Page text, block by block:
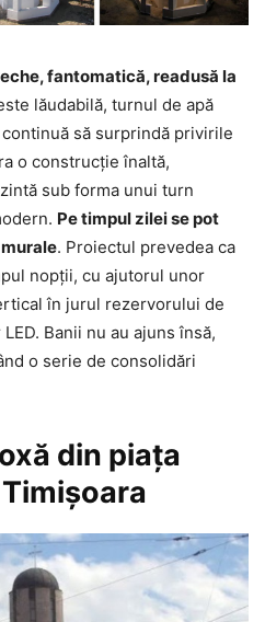
fantomatică, readusă la
lăudabilă, turnul de apă
să surprindă privirile
o construcție înaltă,
sub forma unui turn
Pe timpul zilei se pot
. Proiectul prevedea ca
nopții, cu ajutorul unor
în jurul rezervorului de
Banii nu au ajuns însă,
o serie de consolidări
din piața